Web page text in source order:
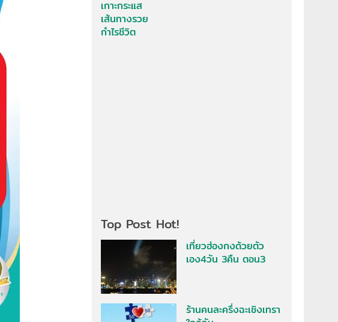
เกาะกระแส
เส้นทางรวย
กำไรชีวิต
Top Post Hot!
เที่ยวฮ่องกงด้วยตัว
เอง4วัน 3คืน ตอน3
ร้านคนละครึ่งฉะเชิงเทรา